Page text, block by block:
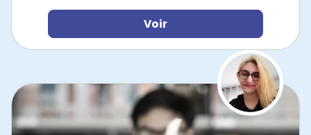
Voir